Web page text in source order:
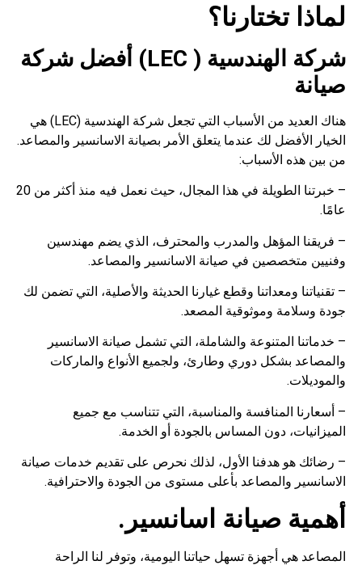
لماذا تختارنا؟
شركة الهندسية ( LEC) أفضل شركة
صيانة
هناك العديد من الأسباب التي تجعل شركة الهندسية (LEC) هي
الخيار الأفضل لك عندما يتعلق الأمر بصيانة الاسانسير والمصاعد.
من بين هذه الأسباب:
– خبرتنا الطويلة في هذا المجال، حيث نعمل فيه منذ أكثر من 20
عامًا.
– فريقنا المؤهل والمدرب والمحترف، الذي يضم مهندسين
وفنيين متخصصين في صيانة الاسانسير والمصاعد.
– تقنياتنا ومعداتنا وقطع غيارنا الحديثة والأصلية، التي تضمن لك
جودة وسلامة وموثوقية المصعد.
– خدماتنا المتنوعة والشاملة، التي تشمل صيانة الاسانسير
والمصاعد بشكل دوري وطارئ، ولجميع الأنواع والماركات
والموديلات.
– أسعارنا المنافسة والمناسبة، التي تتناسب مع جميع
الميزانيات، دون المساس بالجودة أو الخدمة.
– رضائك هو هدفنا الأول، لذلك نحرص على تقديم خدمات صيانة
الاسانسير والمصاعد بأعلى مستوى من الجودة والاحترافية.
أهمية صيانة اسانسير.
المصاعد هي أجهزة تسهل حياتنا اليومية، وتوفر لنا الراحة